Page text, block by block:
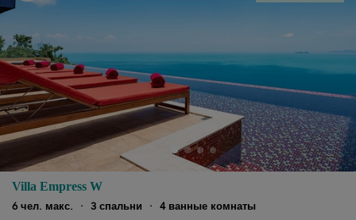
Villa Empress W
6 чел. макс. · 3 спальни · 4 ванные комнаты